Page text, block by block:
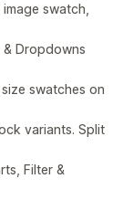
swatch,
& Dropdowns
swatches on
variants. Split
Filter &